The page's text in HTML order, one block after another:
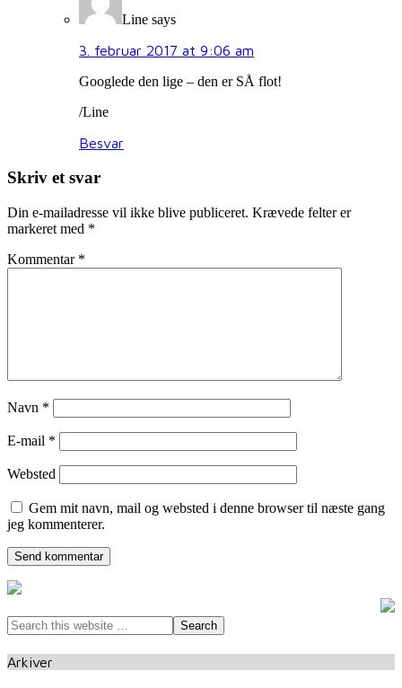
Line says
3. februar 2017 at 9:06 am
Googlede den lige – den er SÅ flot!
/Line
Besvar
Skriv et svar
Din e-mailadresse vil ikke blive publiceret. Krævede felter er
markeret med *
Kommentar *
Navn *
E-mail *
Websted
Gem mit navn, mail og websted i denne browser til næste gang
jeg kommenterer.
Arkiver